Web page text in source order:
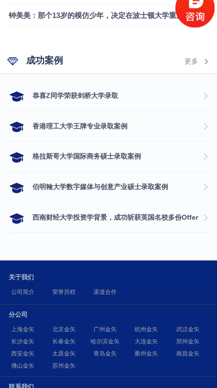
钟美美：那个13岁的模仿少年，决定在波士顿大学重新定义自己
成功案例 更多
​恭喜Z同学荣获剑桥大学录取
香港理工大学王牌专业录取案例
格拉斯哥大学国际商务硕士录取案例
伯明翰大学数字媒体与创意产业硕士录取案例
西南财经大学投资学背景，成功斩获英国名校多份Offer
关于我们
公司简介 荣誉历程 渠道合作
分公司
上海金矢 北京金矢 广州金矢 杭州金矢
武汉金矢
长沙金矢
长春金矢 哈尔滨金矢 大连金矢
郑州金矢
西安金矢
太原金矢 青岛金矢 衢州金矢
南昌金矢
佛山金矢
苏州金矢